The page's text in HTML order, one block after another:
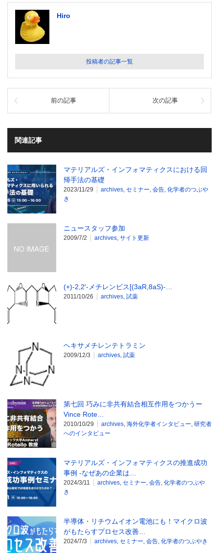
Hiro
投稿者の記事一覧
前の記事 次の記事
関連記事
マテリアルズ・インフォマティクスにおける回
帰手法の基礎
2023/11/29 archives, セミナー, 会告, 化学者のつぶや
き
ニュースタッフ参加
2009/7/2 archives, サイト更新
(+)-2,2′-メチレンビス[(3aR,8aS)-…
2011/10/26 archives, 試薬
ヘキサメチレンテトラミン
2009/12/3 archives, 試薬
第七回 巧みに非共有結合相互作用をつかうー
Vince Rote…
2010/10/29 archives, 海外化学者インタビュー, 研究者
へのインタビュー
マテリアルズ・インフォマティクスの推進成功
事例 -なぜあの企業は…
2024/3/11 archives, セミナー, 会告, 化学者のつぶや
き
半導体・リチウムイオン電池にも！マイクロ波
がもたらすプロセス改善…
2024/7/3 archives, セミナー, 会告, 化学者のつぶやき